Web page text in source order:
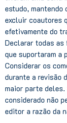
estudo, mantendo
excluir coautores
efetivamente do
Declarar todas as
que suportaram a
Considerar os
durante a revisão
maior parte
considerado não
editor a razão da